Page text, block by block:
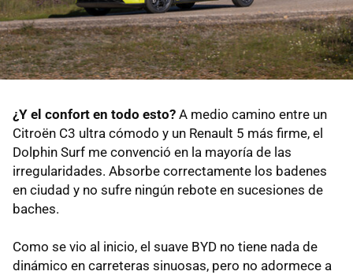
¿Y el confort en todo esto? A medio camino entre un
Citroën C3 ultra cómodo y un Renault 5 más firme, el
Dolphin Surf me convenció en la mayoría de las
irregularidades. Absorbe correctamente los badenes
en ciudad y no sufre ningún rebote en sucesiones de
baches.
Como se vio al inicio, el suave BYD no tiene nada de
dinámico en carreteras sinuosas, pero no adormece a